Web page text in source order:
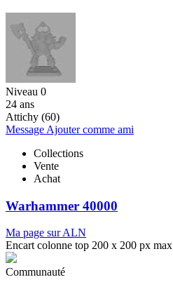
Niveau 0
24 ans
Attichy (60)
Message Ajouter comme ami
Collections
Vente
Achat
Warhammer 40000
Ma page sur ALN
Encart colonne top 200 x 200 px max
Communauté